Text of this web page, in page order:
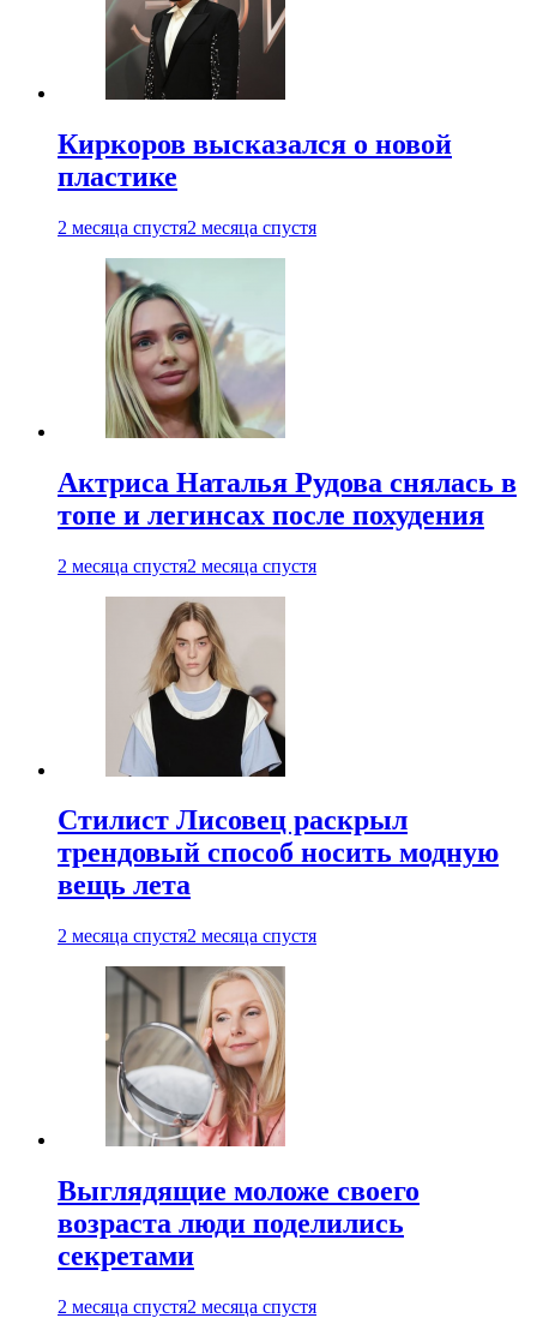
Киркоров высказался о новой
пластике
2 месяца спустя2 месяца спустя
Актриса Наталья Рудова снялась в
топе и легинсах после похудения
2 месяца спустя2 месяца спустя
Стилист Лисовец раскрыл
трендовый способ носить модную
вещь лета
2 месяца спустя2 месяца спустя
Выглядящие моложе своего
возраста люди поделились
секретами
2 месяца спустя2 месяца спустя